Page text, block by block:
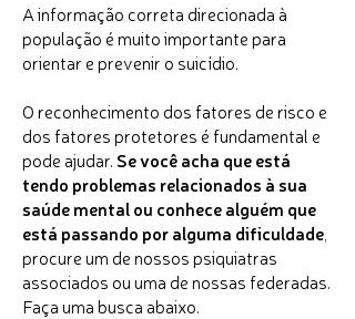
A informação correta direcionada à
população é muito importante para
orientar e prevenir o suicídio.
O reconhecimento dos fatores de risco e
dos fatores protetores é fundamental e
pode ajudar. Se você acha que está
tendo problemas relacionados à sua
saúde mental ou conhece alguém que
está passando por alguma dificuldade
procure um de nossos psiquiatras
associados ou uma de nossas federadas.
Faça uma busca abaixo.